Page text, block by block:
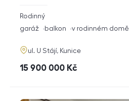
rozměry
dispozice
Rodinný
funkce
garáž balkon v rodinném domě
adresa
ul. U Stájí, Kunice
cena
15 900 000 Kč